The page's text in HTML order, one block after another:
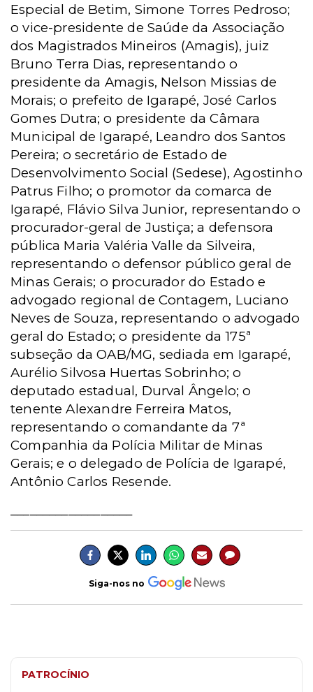
Especial de Betim, Simone Torres Pedroso;
o vice-presidente de Saúde da Associação
dos Magistrados Mineiros (Amagis), juiz
Bruno Terra Dias, representando o
presidente da Amagis, Nelson Missias de
Morais; o prefeito de Igarapé, José Carlos
Gomes Dutra; o presidente da Câmara
Municipal de Igarapé, Leandro dos Santos
Pereira; o secretário de Estado de
Desenvolvimento Social (Sedese), Agostinho
Patrus Filho; o promotor da comarca de
Igarapé, Flávio Silva Junior, representando o
procurador-geral de Justiça; a defensora
pública Maria Valéria Valle da Silveira,
representando o defensor público geral de
Minas Gerais; o procurador do Estado e
advogado regional de Contagem, Luciano
Neves de Souza, representando o advogado
geral do Estado; o presidente da 175ª
subseção da OAB/MG, sediada em Igarapé,
Aurélio Silvosa Huertas Sobrinho; o
deputado estadual, Durval Ângelo; o
tenente Alexandre Ferreira Matos,
representando o comandante da 7ª
Companhia da Polícia Militar de Minas
Gerais; e o delegado de Polícia de Igarapé,
Antônio Carlos Resende.
Siga-nos no
PATROCÍNIO